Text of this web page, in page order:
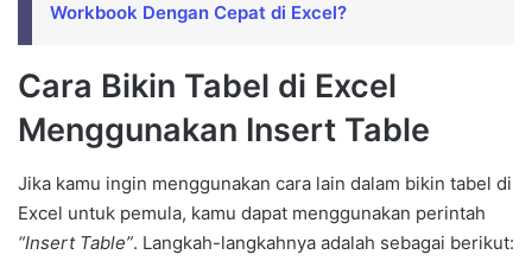
Workbook Dengan Cepat di Excel?
Cara Bikin Tabel di Excel
Menggunakan Insert Table
Jika kamu ingin menggunakan cara lain dalam bikin tabel di
Excel untuk pemula, kamu dapat menggunakan perintah
“Insert Table”. Langkah-langkahnya adalah sebagai berikut: